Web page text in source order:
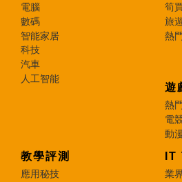
電腦
數碼
智能家居
科技
汽車
人工智能
筍
旅
熱
遊
熱
電
動
教學評測
應用秘技
IT
業